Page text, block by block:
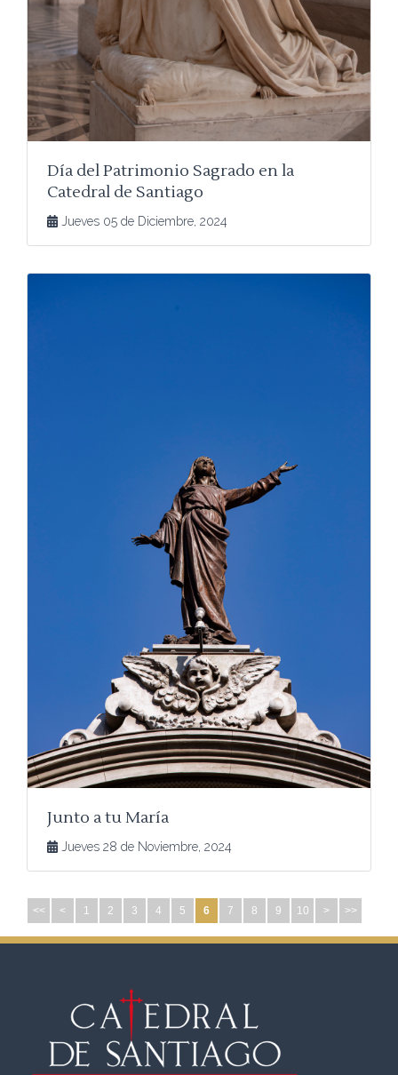
Día del Patrimonio Sagrado en la
Catedral de Santiago
Jueves 05 de Diciembre, 2024
Junto a tu María
Jueves 28 de Noviembre, 2024
<< < 1 2 3 4 5 6 7 8 9 10 > >>